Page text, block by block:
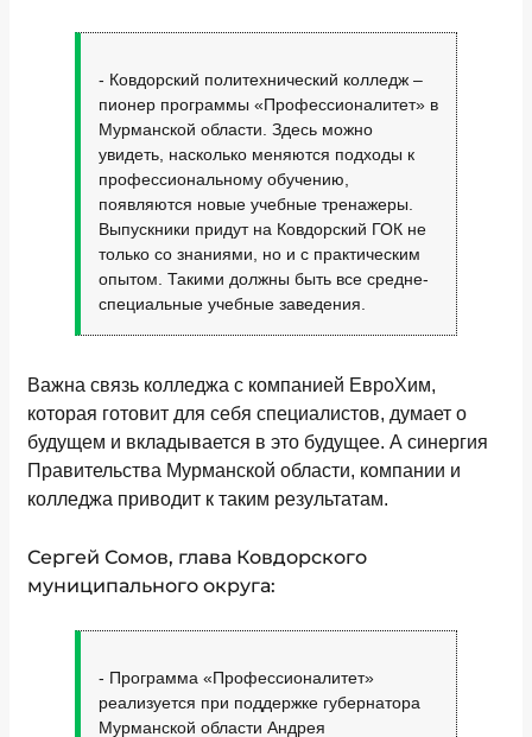
- Ковдорский политехнический колледж –
пионер программы «Профессионалитет» в
Мурманской области. Здесь можно
увидеть, насколько меняются подходы к
профессиональному обучению,
появляются новые учебные тренажеры.
Выпускники придут на Ковдорский ГОК не
только со знаниями, но и с практическим
опытом. Такими должны быть все средне-
специальные учебные заведения.
Важна связь колледжа с компанией ЕвроХим,
которая готовит для себя специалистов, думает о
будущем и вкладывается в это будущее. А синергия
Правительства Мурманской области, компании и
колледжа приводит к таким результатам.
Сергей Сомов, глава Ковдорского
муниципального округа:
- Программа «Профессионалитет»
реализуется при поддержке губернатора
Мурманской области Андрея